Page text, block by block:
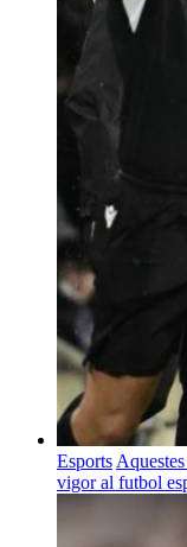
Esports
vigor al futbol